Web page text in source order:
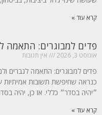
קרא עוד »
פדים למבוגרים: התאמה
אוגוסט 3, 2026 אין תגובות
פדים למבוגרים: התאמה לגברים
כנראה שחיפשת תשובות אמיתיות
״יהיה בסדר״ כללי. אז כן, יהיה
קרא עוד »